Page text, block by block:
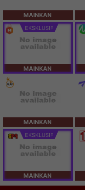
MAINKAN
EKSKLUSIF
MAINKAN
MAINKAN
EKSKLUSIF
MAINKAN